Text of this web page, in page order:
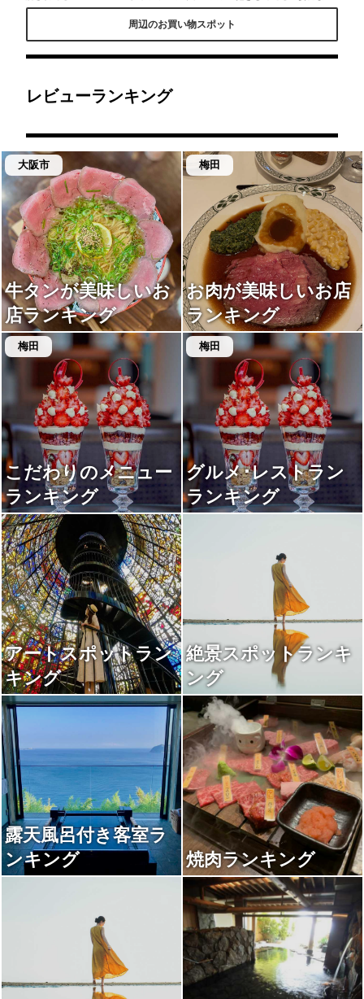
masahikoozumiのスイー
んだかわいいクッショ
うようなスイーツ！実は
ームや栗、赤ワインジュ
レなどが入っててそれぞ
ー。
ルの北側の1階は毎年美し
いクリスマスツリーが飾
られています。今年はこ
ちら。。是非見にきてく
きゅん❤️ いちごもりもり
たまたきゅん🍓結構ボリ
ったよ✨ 和風なパフェで
周辺のお買い物スポット
レビューランキング
大阪市
牛タンが美味しいお
店ランキング
梅田
お肉が美味しいお店
ランキング
梅田
こだわりのメニュー
ランキング
梅田
グルメ･レストラン
ランキング
アートスポットラン
キング
絶景スポットランキ
ング
露天風呂付き客室ラ
ンキング
焼肉ランキング